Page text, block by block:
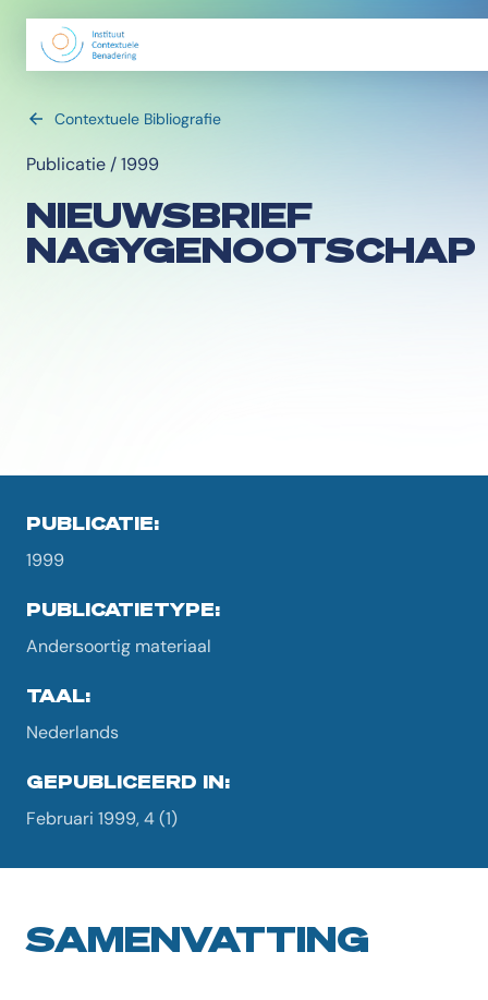
Contextuele Bibliografie
Publicatie / 1999
NIEUWSBRIEF
NAGYGENOOTSCHAP
PUBLICATIE:
1999
PUBLICATIETYPE:
Andersoortig materiaal
TAAL:
Nederlands
GEPUBLICEERD IN:
Februari 1999, 4 (1)
SAMENVATTING